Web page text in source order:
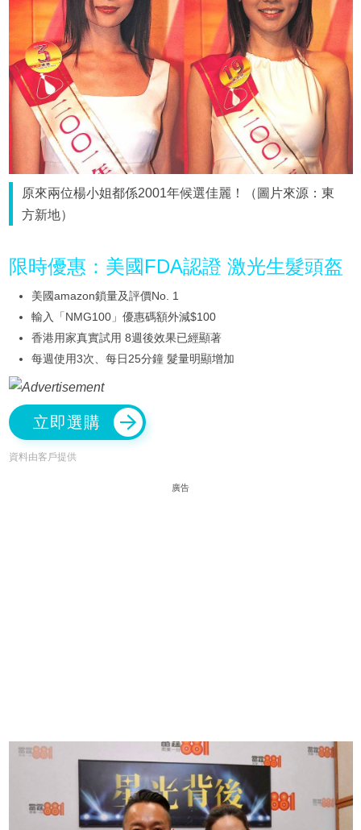
原來兩位楊小姐都係2001年候選佳麗！（圖片來源：東
方新地）
限時優惠：美國FDA認證 激光生髮頭盔
美國amazon鎖量及評價No. 1
輸入「NMG100」優惠碼額外減$100
香港用家真實試用 8週後效果已經顯著
每週使用3次、每日25分鐘 髮量明顯增加
立即選購
資料由客戶提供
廣告